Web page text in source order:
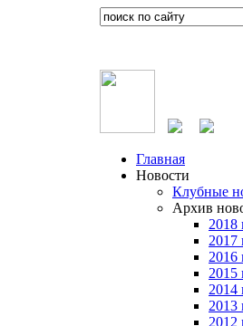
Главная
Новости
Клубные
Архив
2018
2017
2016
2015
2014
2013
2012